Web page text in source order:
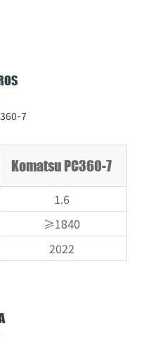
7
Komatsu PC360-7
1.6
≥1840
2022